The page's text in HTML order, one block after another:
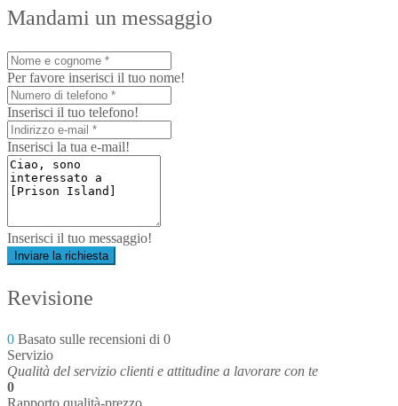
Mandami un messaggio
Per favore inserisci il tuo nome!
Inserisci il tuo telefono!
Inserisci la tua e-mail!
Inserisci il tuo messaggio!
Inviare la richiesta
Revisione
0 Basato sulle recensioni di 0
Servizio
Qualità del servizio clienti e attitudine a lavorare con te
0
Rapporto qualità-prezzo